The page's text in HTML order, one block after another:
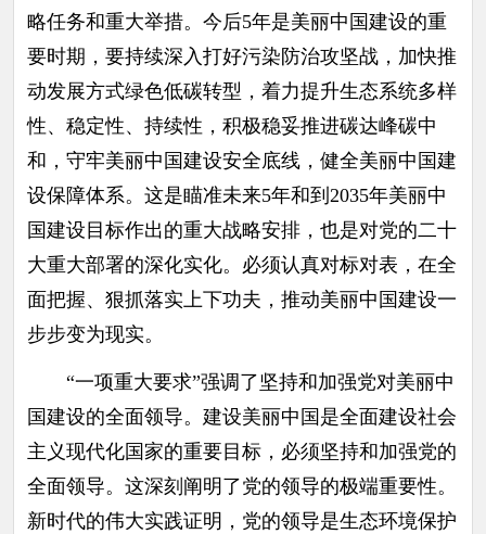
略任务和重大举措。今后5年是美丽中国建设的重
要时期，要持续深入打好污染防治攻坚战，加快推
动发展方式绿色低碳转型，着力提升生态系统多样
性、稳定性、持续性，积极稳妥推进碳达峰碳中
和，守牢美丽中国建设安全底线，健全美丽中国建
设保障体系。这是瞄准未来5年和到2035年美丽中
国建设目标作出的重大战略安排，也是对党的二十
大重大部署的深化实化。必须认真对标对表，在全
面把握、狠抓落实上下功夫，推动美丽中国建设一
步步变为现实。
“一项重大要求”强调了坚持和加强党对美丽中
国建设的全面领导。建设美丽中国是全面建设社会
主义现代化国家的重要目标，必须坚持和加强党的
全面领导。这深刻阐明了党的领导的极端重要性。
新时代的伟大实践证明，党的领导是生态环境保护